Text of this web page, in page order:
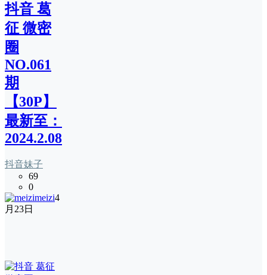
抖音 葛
征 微密
圈
NO.061
期
【30P】
最新至：
2024.2.08
抖音妹子
69
0
meizi4
月23日